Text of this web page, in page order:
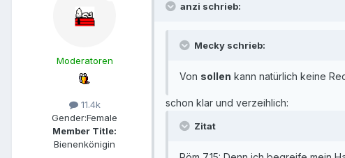
Moderatoren
11.4k
Gender:Female
Member Title:
Bienenkönigin
anzi schrieb:
Mecky schrieb:
Von sollen kann natürlich keine
schon klar und verzeihlich:
Zitat